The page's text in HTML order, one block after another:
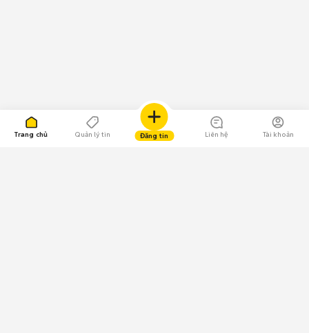
Trang chủ Quản lý tin Đăng tin Liên hệ Tài khoản